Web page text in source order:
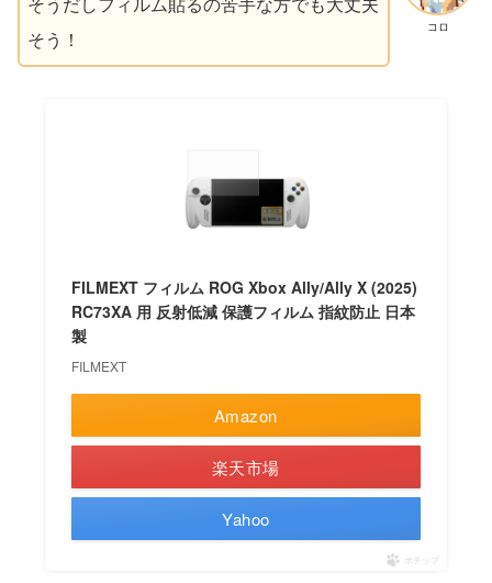
コロ
そう！
FILMEXT フィルム ROG Xbox Ally/Ally X (2025)
RC73XA 用 反射低減 保護フィルム 指紋防止 日本
製
FILMEXT
Amazon
楽天市場
Yahoo
ポチップ